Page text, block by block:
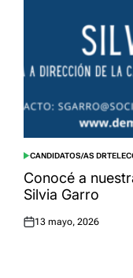
POSTED
IN
CANDIDATOS/AS DRT
Conocé a
Silvia Garro
Posted
13 mayo, 2026